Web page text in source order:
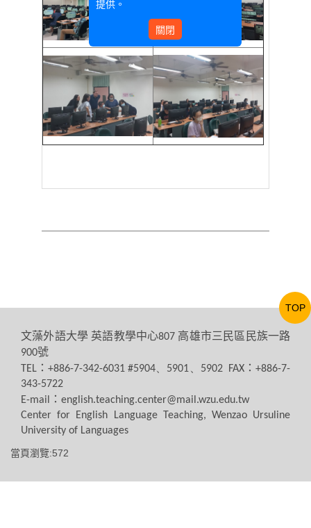
文藻外語大學 英語教學中心807 高雄市三民區民族一路
900號
TEL ：+886-7-342-6031 #5904、5901、5902 FAX：+886-7-
343-5722
E-mail
： english.teaching.center@mail.wzu.edu.tw
Center for English Language Teaching, Wenzao Ursuline
University of Languages
當頁瀏覽:572
TOP
提供。
關閉